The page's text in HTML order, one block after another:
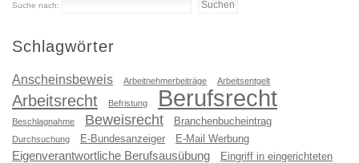
Suche nach:
Schlagwörter
Anscheinsbeweis Arbeitnehmerbeiträge Arbeitsentgelt
Arbeitsrecht Befristung Berufsrecht
Beschlagnahme Beweisrecht Branchenbucheintrag
Durchsuchung E-Bundesanzeiger E-Mail Werbung
Eigenverantwortliche Berufsausübung
Eingriff in eingerichteten